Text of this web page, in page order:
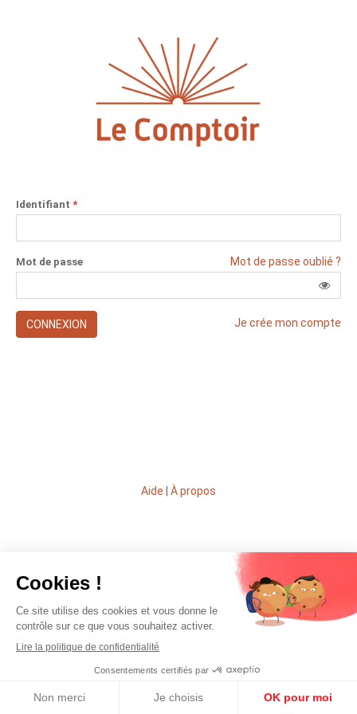
Identifiant *
Mot de passe oublié ?
Mot de passe
CONNEXION Je crée mon compte
Aide À propos